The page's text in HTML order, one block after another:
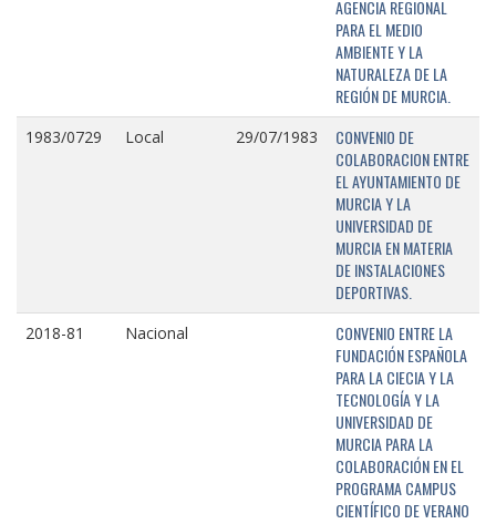
AGENCIA REGIONAL
PARA EL MEDIO
AMBIENTE Y LA
NATURALEZA DE LA
REGIÓN DE MURCIA.
1983/0729 Local 29/07/1983
CONVENIO DE
COLABORACION ENTRE
EL AYUNTAMIENTO DE
MURCIA Y LA
UNIVERSIDAD DE
MURCIA EN MATERIA
DE INSTALACIONES
DEPORTIVAS.
2018-81 Nacional
CONVENIO ENTRE LA
FUNDACIÓN ESPAÑOLA
PARA LA CIECIA Y LA
TECNOLOGÍA Y LA
UNIVERSIDAD DE
MURCIA PARA LA
COLABORACIÓN EN EL
PROGRAMA CAMPUS
CIENTÍFICO DE VERANO